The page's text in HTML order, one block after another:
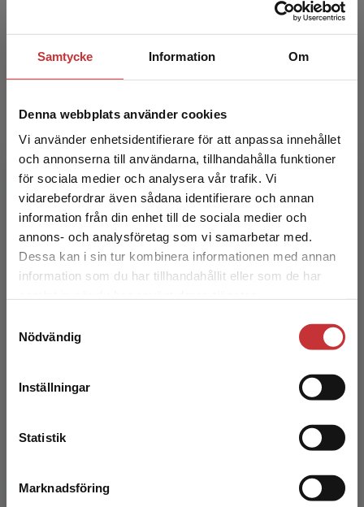
Samtycke Information Om
Denna webbplats använder cookies
Vi använder enhetsidentifierare för att anpassa innehållet
och annonserna till användarna, tillhandahålla funktioner
för sociala medier och analysera vår trafik. Vi
vidarebefordrar även sådana identifierare och annan
information från din enhet till de sociala medier och
annons- och analysföretag som vi samarbetar med.
Dessa kan i sin tur kombinera informationen med annan
information som du har tillhandahållit eller som de har
Nödvändig
Inställningar
Statistik
Marknadsföring
Begränsad fraktregion
Det verkar som att du besöker
studentlitteratur.se via en enhet utanför Sverige.
Vi erbjuder inte leveranser utanför Sverige. För
att kunna slutföra ett köp måste
TOMOYO
variation och motivationshöjande inslag från spelens
grundläggande matematiska moment. Eleverna
arbetar självgående och du som lärare kan följa deras
arbete i din klassrumsvy.
Katariina Asikainen
idrott och matematik, klasslärare
Kimmo Nyrhinen
Filosofie magister, gymnasielärare i matematik
Pekka Rokka har arbetat som klasslärare och